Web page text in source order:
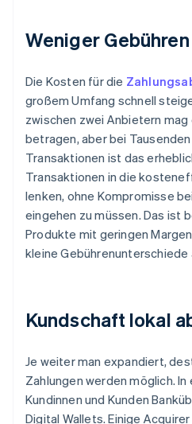
Weniger Gebühren
Die Kosten für die
großem Umfang schnell
zwischen zwei Anbietern mag
betragen, aber bei
Transaktionen ist das
Transaktionen in die
lenken, ohne Kompromisse
eingehen zu müssen. Das ist
Produkte mit geringen
kleine Gebührenunterschiede
Kundschaft lokal
Je weiter man expandiert,
Zahlungen werden möglich.
Kundinnen und Kunden
Digital Wallets. Einige